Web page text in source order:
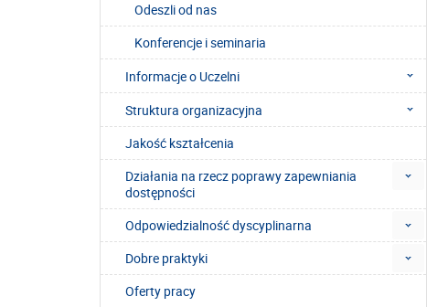
Odeszli od nas
Konferencje i seminaria
Informacje o Uczelni
Struktura organizacyjna
Jakość kształcenia
Działania na rzecz poprawy zapewniania
dostępności
Odpowiedzialność dyscyplinarna
Dobre praktyki
Oferty pracy